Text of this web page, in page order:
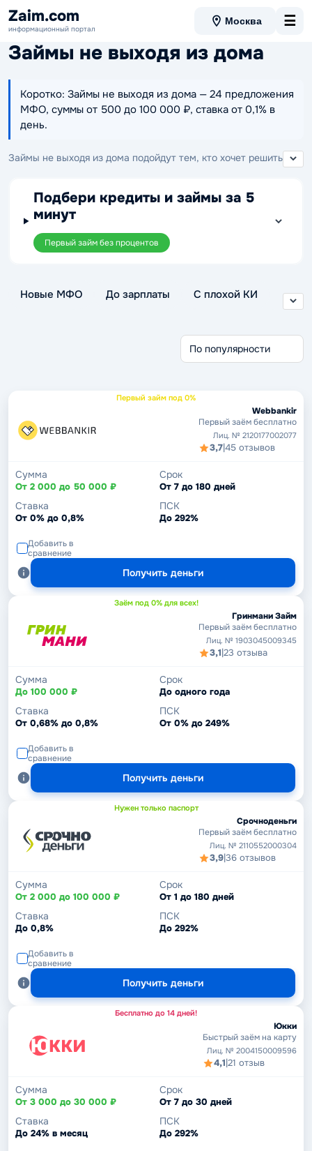
Zaim.com
информационный портал
Москва ☰
Займы не выходя из дома
Коротко: Займы не выходя из дома — 24 предложения
МФО, суммы от 500 до 100 000 ₽, ставка от 0,1% в
день.
Займы не выходя из дома подойдут тем, кто хочет решить
по сумме, сроку и ставке, выбрать подходящие условия и
отправить заявку из дома в удобное время.
Подбери кредиты и займы за 5
минут
Первый займ без процентов
Новые МФО До зарплаты С плохой КИ
Срочные займы
Первый займ под 0%
Webbankir
Первый заём бесплатно
Лиц. № 2120177002077
3,7|45 отзывов
Сумма
От 2 000 до 50 000 ₽
Срок
От 7 до 180 дней
Ставка
От 0% до 0,8%
ПСК
До 292%
Добавить в
сравнение
Получить деньги
Заём под 0% для всех!
Гринмани Займ
Первый заём бесплатно
Лиц. № 1903045009345
3,1|23 отзыва
Сумма
До 100 000 ₽
Срок
До одного года
Ставка
От 0,68% до 0,8%
ПСК
От 0% до 249%
Добавить в
сравнение
Получить деньги
Нужен только паспорт
Срочноденьги
Первый заём бесплатно
Лиц. № 2110552000304
3,9|36 отзывов
Сумма
От 2 000 до 100 000 ₽
Срок
От 1 до 180 дней
Ставка
До 0,8%
ПСК
До 292%
Добавить в
сравнение
Получить деньги
Бесплатно до 14 дней!
Юкки
Быстрый заём на карту
Лиц. № 2004150009596
4,1|21 отзыв
Сумма
От 3 000 до 30 000 ₽
Срок
От 7 до 30 дней
Ставка
До 24% в месяц
ПСК
До 292%